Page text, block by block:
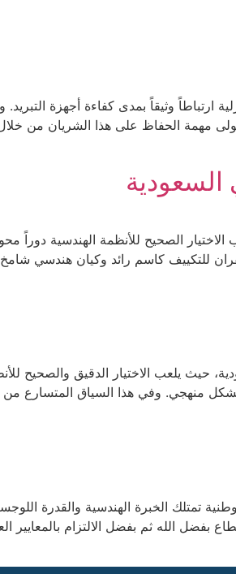
ارتباطاً وثيقاً بمدى كفاءة أجهزة
مهمة الحفاظ على هذا الشريان من
الصحيح للأنظمة الهندسية دوراً
للتكييف كاسم رائد وكيان هندسي شامخ
حيث يلعب الاختيار الدقيق والصحيح
بشكل منهجي. وفي هذا السياق المتسارع من
تمتلك الخبرة الهندسية والقدرة
الله ثم بفضل الالتزام بالمعايير